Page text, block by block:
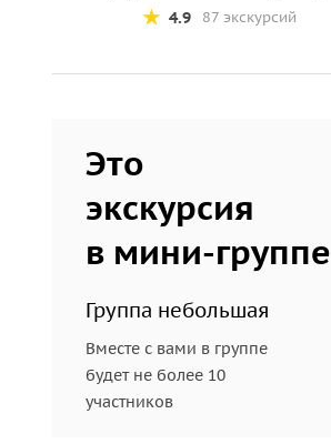
4.9
87 экскурсий
Это
экскурсия
в мини-группе
Группа небольшая
Вместе с вами в группе
будет не более 10
участников